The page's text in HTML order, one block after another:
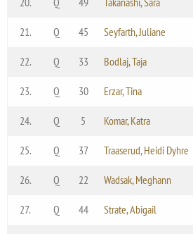
21. Q 45 Seyfarth, Juliane
22. Q 33 Bodlaj, Taja
23. Q 30 Erzar, Tina
24. Q 5 Komar, Katra
25. Q 37 Traaserud, Heidi Dyhre
26. Q 22 Wadsak, Meghann
27. Q 44 Strate, Abigail